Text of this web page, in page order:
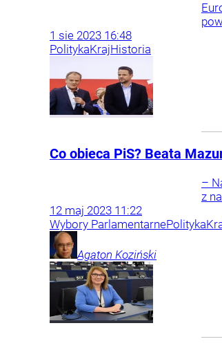
1 sie 2023 16:48
PolitykaKrajHistoria
Co obieca PiS? Beata
–
z
12 maj 2023 11:22
Wybory ParlamentarnePolityka
Agaton Koziński